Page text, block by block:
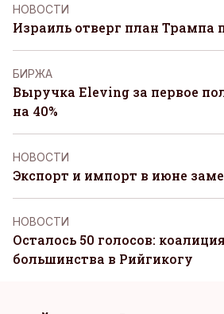
НОВОСТИ
Израиль отверг план Трампа
БИРЖА
Выручка Eleving за первое
на 40%
НОВОСТИ
Экспорт и импорт в июне
НОВОСТИ
Осталось 50 голосов:
большинства в Рийгикогу